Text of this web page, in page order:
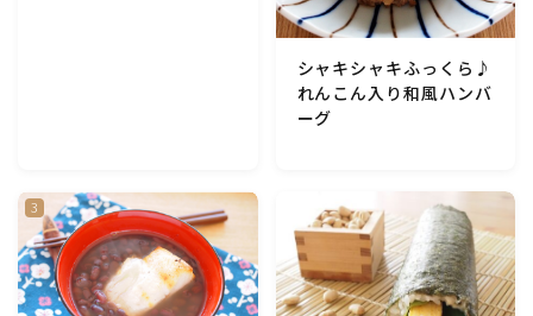
もやし・豆苗・たけのこ・せり・ふき・その他山菜料理
洋菓子 (焼き菓子)
シャキシャキふっくら♪
れんこん入り和風ハンバ
ーグ